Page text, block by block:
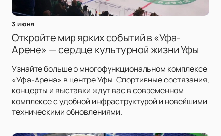
3 июня
Откройте мир ярких событий в «Уфа-
Арене» — сердце культурной жизни Уфы
Узнайте больше о многофункциональном комплексе
«Уфа-Арена» в центре Уфы. Спортивные состязания,
концерты и выставки ждут вас в современном
комплексе с удобной инфраструктурой и новейшими
техническими обновлениями.